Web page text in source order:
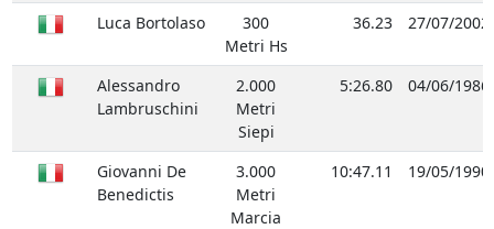
Luca Bortolaso
300
Metri Hs
36.23 27/07/2002
Alessandro
Lambruschini
2.000
Metri
Siepi
5:26.80 04/06/1986
Giovanni De
Benedictis
3.000
Metri
Marcia
10:47.11 19/05/1990